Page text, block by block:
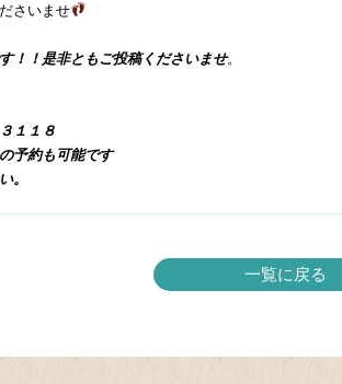
さいませ
！！是非ともご投稿くださいませ。
１１８
予約も可能です
。
一覧に戻る